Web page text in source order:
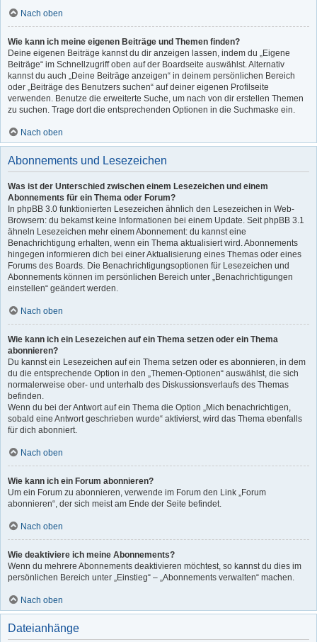
Nach oben
Wie kann ich meine eigenen Beiträge und Themen finden?
Deine eigenen Beiträge kannst du dir anzeigen lassen, indem du „Eigene
Beiträge“ im Schnellzugriff oben auf der Boardseite auswählst. Alternativ
kannst du auch „Deine Beiträge anzeigen“ in deinem persönlichen Bereich
oder „Beiträge des Benutzers suchen“ auf deiner eigenen Profilseite
verwenden. Benutze die erweiterte Suche, um nach von dir erstellen Themen
zu suchen. Trage dort die entsprechenden Optionen in die Suchmaske ein.
Nach oben
Abonnements und Lesezeichen
Was ist der Unterschied zwischen einem Lesezeichen und einem
Abonnements für ein Thema oder Forum?
In phpBB 3.0 funktionierten Lesezeichen ähnlich den Lesezeichen in Web-
Browsern: du bekamst keine Informationen bei einem Update. Seit phpBB 3.1
ähneln Lesezeichen mehr einem Abonnement: du kannst eine
Benachrichtigung erhalten, wenn ein Thema aktualisiert wird. Abonnements
hingegen informieren dich bei einer Aktualisierung eines Themas oder eines
Forums des Boards. Die Benachrichtigungsoptionen für Lesezeichen und
Abonnements können im persönlichen Bereich unter „Benachrichtigungen
einstellen“ geändert werden.
Nach oben
Wie kann ich ein Lesezeichen auf ein Thema setzen oder ein Thema
abonnieren?
Du kannst ein Lesezeichen auf ein Thema setzen oder es abonnieren, in dem
du die entsprechende Option in den „Themen-Optionen“ auswählst, die sich
normalerweise ober- und unterhalb des Diskussionsverlaufs des Themas
befinden.
Wenn du bei der Antwort auf ein Thema die Option „Mich benachrichtigen,
sobald eine Antwort geschrieben wurde“ aktivierst, wird das Thema ebenfalls
für dich abonniert.
Nach oben
Wie kann ich ein Forum abonnieren?
Um ein Forum zu abonnieren, verwende im Forum den Link „Forum
abonnieren“, der sich meist am Ende der Seite befindet.
Nach oben
Wie deaktiviere ich meine Abonnements?
Wenn du mehrere Abonnements deaktivieren möchtest, so kannst du dies im
persönlichen Bereich unter „Einstieg“ – „Abonnements verwalten“ machen.
Nach oben
Dateianhänge